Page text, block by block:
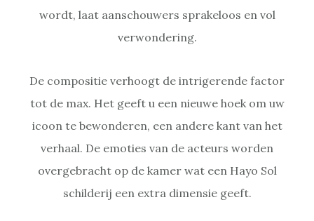
wordt, laat aanschouwers sprakeloos en vol
verwondering.
De compositie verhoogt de intrigerende factor
tot de max. Het geeft u een nieuwe hoek om uw
icoon te bewonderen, een andere kant van het
verhaal. De emoties van de acteurs worden
overgebracht op de kamer wat een Hayo Sol
schilderij een extra dimensie geeft.